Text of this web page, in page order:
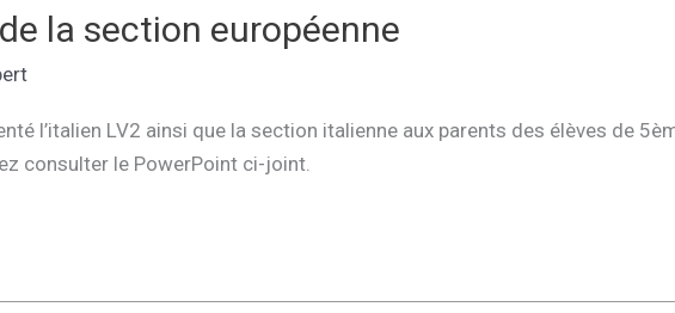
la section européenne
l’italien LV2 ainsi que la section italienne aux parents des élèves de
consulter le PowerPoint ci-joint.